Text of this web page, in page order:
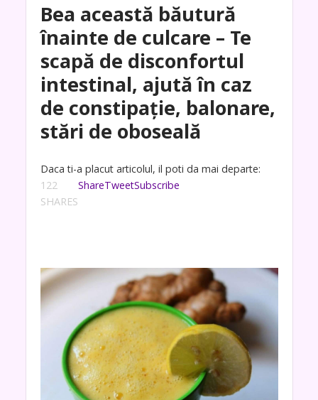
Bea această băutură
înainte de culcare – Te
scapă de disconfortul
intestinal, ajută în caz
de constipație, balonare,
stări de oboseală
Daca ti-a placut articolul, il poti da mai departe:
122
SHARES
ShareTweetSubscribe